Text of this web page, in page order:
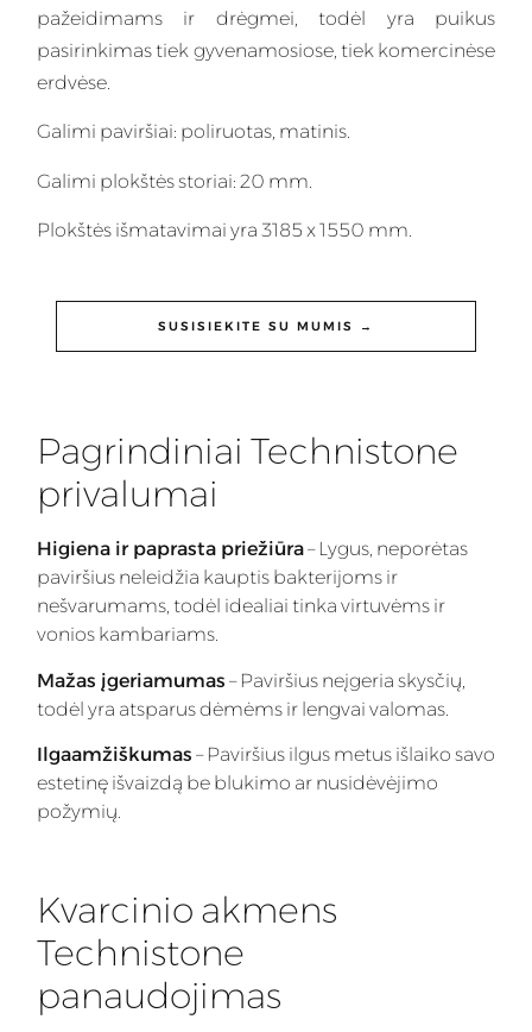
pažeidimams ir drėgmei, todėl yra puikus
pasirinkimas tiek gyvenamosiose, tiek komercinėse
erdvėse.
Galimi paviršiai: poliruotas, matinis.
Galimi plokštės storiai: 20 mm.
Plokštės išmatavimai yra 3185 x 1550 mm.
SUSISIEKITE SU MUMIS →
Pagrindiniai Technistone
privalumai
Higiena ir paprasta priežiūra– Lygus, neporėtas
paviršius neleidžia kauptis bakterijoms ir
nešvarumams, todėl idealiai tinka virtuvėms ir
vonios kambariams.
Mažas įgeriamumas – Paviršius neįgeria skysčių,
todėl yra atsparus dėmėms ir lengvai valomas.
Ilgaamžiškumas – Paviršius ilgus metus išlaiko savo
estetinę išvaizdą be blukimo ar nusidėvėjimo
požymių.
Kvarcinio akmens
Technistone
panaudojimas